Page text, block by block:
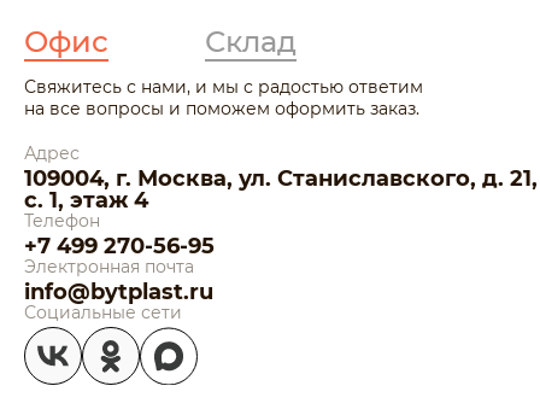
Офис Склад
Свяжитесь с нами, и мы с радостью ответим
на все вопросы и поможем оформить заказ.
Адрес
109004, г. Москва, ул. Станиславского, д. 21,
с. 1, этаж 4
Телефон
+7 499 270-56-95
Электронная почта
info@bytplast.ru
Социальные сети